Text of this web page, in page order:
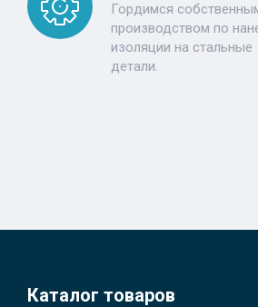
Гордимся
производством по
изоляции на стальные
детали.
Каталог товаров